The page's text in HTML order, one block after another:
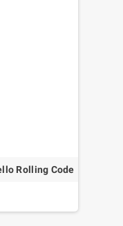
Rolling Code